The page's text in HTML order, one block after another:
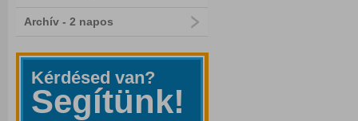
Archív - 2 napos
Kérdésed van?
Segítünk!